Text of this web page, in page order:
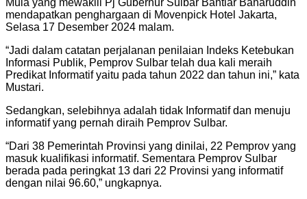
mendapatkan penghargaan di Movenpick Hotel Jakarta,
Selasa 17 Desember 2024 malam.
“Jadi dalam catatan perjalanan penilaian Indeks Ketebukan
Informasi Publik, Pemprov Sulbar telah dua kali meraih
Predikat Informatif yaitu pada tahun 2022 dan tahun ini,” kata
Mustari.
Sedangkan, selebihnya adalah tidak Informatif dan menuju
informatif yang pernah diraih Pemprov Sulbar.
“Dari 38 Pemerintah Provinsi yang dinilai, 22 Pemprov yang
masuk kualifikasi informatif. Sementara Pemprov Sulbar
berada pada peringkat 13 dari 22 Provinsi yang informatif
dengan nilai 96.60,” ungkapnya.